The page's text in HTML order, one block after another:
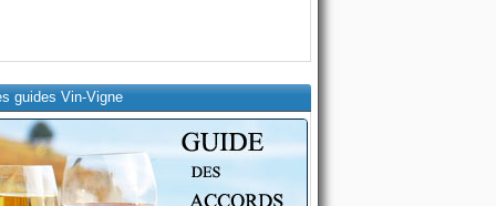
guides Vin-Vigne